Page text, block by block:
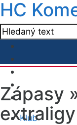
HC
Klub
Zápasy
extraligy